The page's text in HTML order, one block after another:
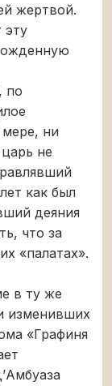
жертвой.
эту
по
ни
не
как был
деяния
что за
«палатах».
в ту же
изменивших
«Графиня